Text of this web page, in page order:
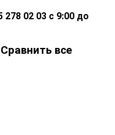
278 02 03 с 9:00 до
Сравнить все